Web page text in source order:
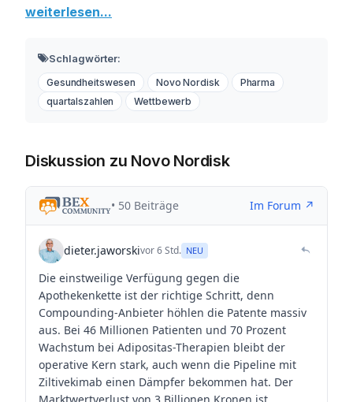
weiterlesen...
Schlagwörter:
Gesundheitswesen Novo Nordisk
Pharma
quartalszahlen
Wettbewerb
Diskussion zu Novo Nordisk